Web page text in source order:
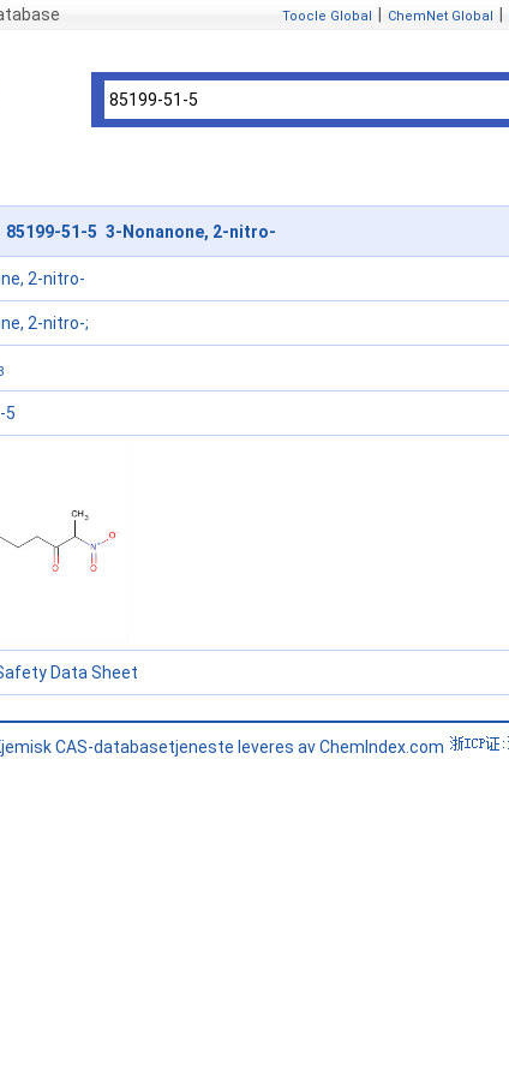
Toocle Global ChemNet Global
85199-51-5 3-Nonanone, 2-nitro-
2-nitro-
2-nitro-;
5
Data Sheet
CAS-databasetjeneste leveres av ChemIndex.com